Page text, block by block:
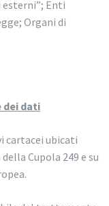
Enti
Organi di
dei dati
cartacei ubicati
Cupola 249 e su